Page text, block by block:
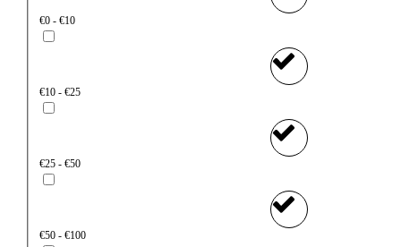
€0 - €10
€10 - €25
€25 - €50
€50 - €100